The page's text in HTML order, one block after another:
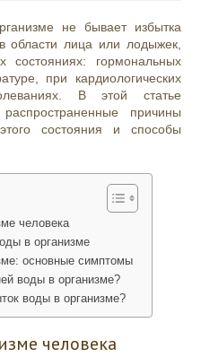
не бывает избытка
области лица или лодыжек,
состояниях: гормональных
при кардиологических
В этой статье
причины
состояния и способы
человека
в организме
основные симптомы
воды в организме?
воды в организме?
человека